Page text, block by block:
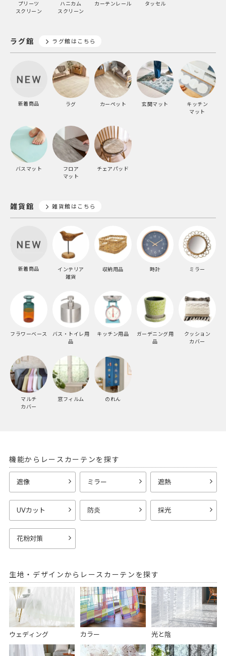
プリーツ
スクリーン
ハニカム
スクリーン
カーテンレール タッセル
ラグ館 ラグ館はこちら
新着商品 ラグ カーペット 玄関マット
キッチン
マット
バスマット
フロア
マット
チェアパッド
雑貨館 雑貨館はこちら
新着商品
インテリア
雑貨
収納用品 時計 ミラー
フラワーベース
バス・トイレ用
品
キッチン用品
ガーデニング用
品
クッション
カバー
マルチ
カバー
窓フィルム のれん
機能からレースカーテンを探す
遮像 ミラー 遮熱
UVカット 防炎 採光
花粉対策
生地・デザインからレースカーテンを探す
ウェディング カラー 光と陰